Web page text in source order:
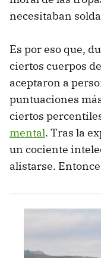
necesitaban
Es por eso que,
ciertos cuerpos
aceptaron a
puntuaciones
ciertos
mental. Tras la
un cociente
alistarse.